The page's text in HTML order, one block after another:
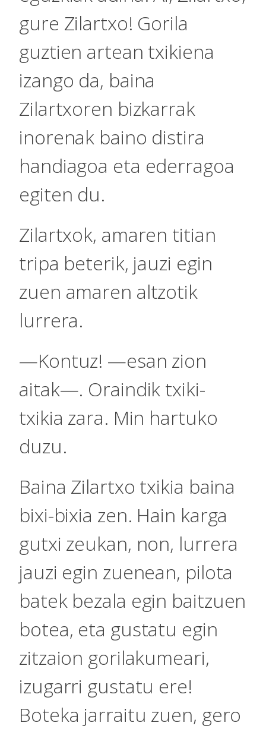
gure Zilartxo! Gorila
guztien artean txikiena
izango da, baina
Zilartxoren bizkarrak
inorenak baino distira
handiagoa eta ederragoa
egiten du.
Zilartxok, amaren titian
tripa beterik, jauzi egin
zuen amaren altzotik
lurrera.
—Kontuz! —esan zion
aitak—. Oraindik txiki-
txikia zara. Min hartuko
duzu.
Baina Zilartxo txikia baina
bixi-bixia zen. Hain karga
gutxi zeukan, non, lurrera
jauzi egin zuenean, pilota
batek bezala egin baitzuen
botea, eta gustatu egin
zitzaion gorilakumeari,
izugarri gustatu ere!
Boteka jarraitu zuen, gero